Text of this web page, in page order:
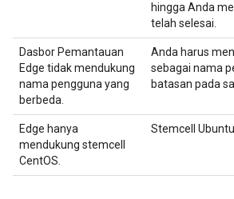
hingga Anda
telah selesai.
Dasbor Pemantauan
Edge tidak mendukung
nama pengguna yang
berbeda.
Anda harus
sebagai nama
batasan pada
Edge hanya
mendukung stemcell
CentOS.
Stemcell